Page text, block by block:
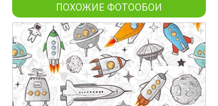
ПОХОЖИЕ ФОТООБОИ